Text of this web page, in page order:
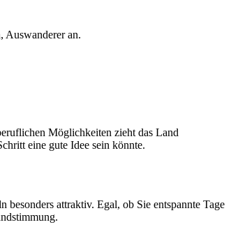
Auswanderer an.
Möglichkeiten zieht das Land
eine gute Idee sein könnte.
attraktiv. Egal, ob Sie entspannte Tage